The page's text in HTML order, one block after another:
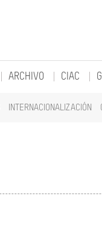
INTERNACIONALIZACIÓN
ARCHIVO CIAC